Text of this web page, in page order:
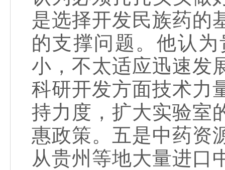
是选择开发民族药的
的支撑问题。他认
小，不太适应迅速发
科研开发方面技术力
持力度，扩大实验室
惠政策。五是中药资
从贵州等地大量进口